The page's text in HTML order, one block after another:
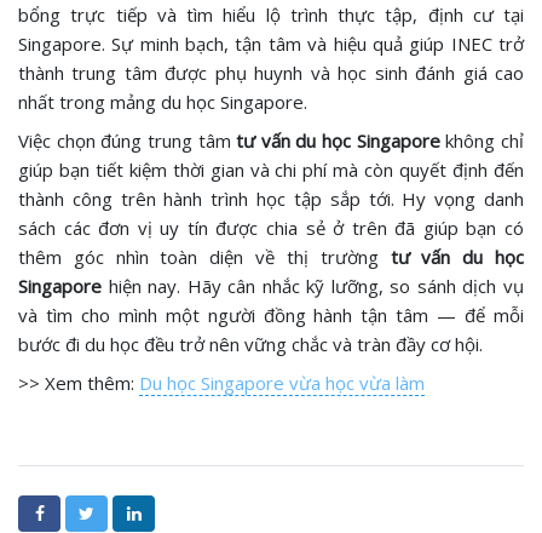
bổng trực tiếp và tìm hiểu lộ trình thực tập, định cư tại
Singapore. Sự minh bạch, tận tâm và hiệu quả giúp INEC trở
thành trung tâm được phụ huynh và học sinh đánh giá cao
nhất trong mảng du học Singapore.
Việc chọn đúng trung tâmtư vấn du học Singaporekhông chỉ
giúp bạn tiết kiệm thời gian và chi phí mà còn quyết định đến
thành công trên hành trình học tập sắp tới. Hy vọng danh
sách các đơn vị uy tín được chia sẻ ở trên đã giúp bạn có
thêm góc nhìn toàn diện về thị trường tư vấn du học
Singapore hiện nay. Hãy cân nhắc kỹ lưỡng, so sánh dịch vụ
và tìm cho mình một người đồng hành tận tâm — để mỗi
bước đi du học đều trở nên vững chắc và tràn đầy cơ hội.
>> Xem thêm: Du học Singapore vừa học vừa làm